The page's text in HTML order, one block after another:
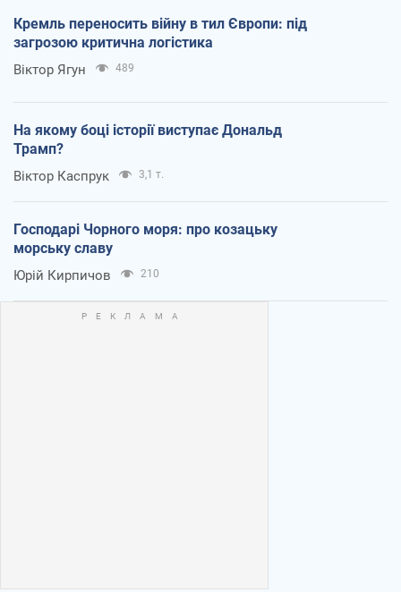
Кремль переносить війну в тил Європи: під
загрозою критична логістика
Віктор Ягун 489
На якому боці історії виступає Дональд
Трамп?
Віктор Каспрук 3,1 т.
Господарі Чорного моря: про козацьку
морську славу
Юрій Кирпичов 210